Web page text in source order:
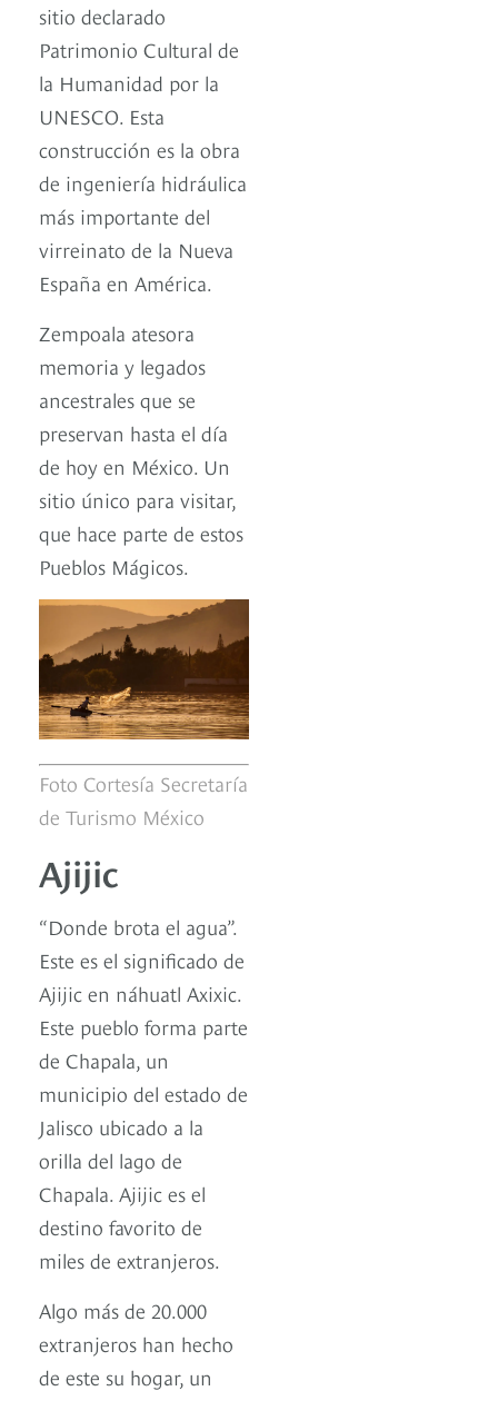
sitio declarado
Patrimonio Cultural de
la Humanidad por la
UNESCO. Esta
construcción es la obra
de ingeniería hidráulica
más importante del
virreinato de la Nueva
España en América.
Zempoala atesora
memoria y legados
ancestrales que se
preservan hasta el día
de hoy en México. Un
sitio único para visitar,
que hace parte de estos
Pueblos Mágicos.
Foto Cortesía Secretaría
de Turismo México
Ajijic
“Donde brota el agua”.
Este es el significado de
Ajijic en náhuatl Axixic.
Este pueblo forma parte
de Chapala, un
municipio del estado de
Jalisco ubicado a la
orilla del lago de
Chapala. Ajijic es el
destino favorito de
miles de extranjeros.
Algo más de 20.000
extranjeros han hecho
de este su hogar, un